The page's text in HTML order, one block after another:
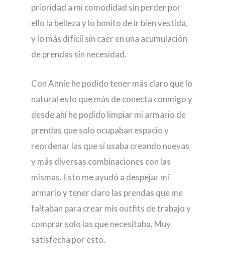
prioridad a mi comodidad sin perder por
ello la belleza y lo bonito de ir bien vestida,
y lo más difícil sin caer en una acumulación
de prendas sin necesidad.
Con Annie he podido tener más claro que lo
natural es lo que más de conecta conmigo y
desde ahí he podido limpiar mi armario de
prendas que solo ocupaban espacio y
reordenar las que sí usaba creando nuevas
y más diversas combinaciones con las
mismas. Esto me ayudó a despejar mi
armario y tener claro las prendas que me
faltaban para crear mis outfits de trabajo y
comprar solo las que necesitaba. Muy
satisfecha por esto.